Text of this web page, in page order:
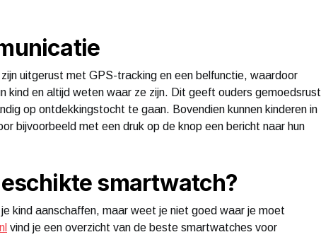
uitgerust met GPS-tracking en een belfunctie, waardoor
kind en altijd weten waar ze zijn. Dit geeft ouders gemoedsrust
op ontdekkingstocht te gaan. Bovendien kunnen kinderen in
bijvoorbeeld met een druk op de knop een bericht naar hun
smartwatch?
kind aanschaffen, maar weet je niet goed waar je moet
vind je een overzicht van de beste smartwatches voor